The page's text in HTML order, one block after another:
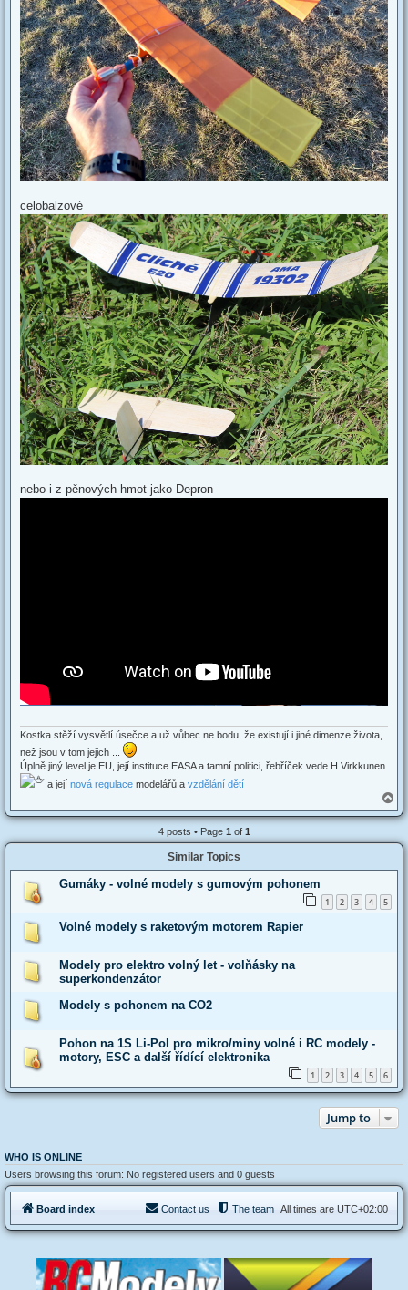
celobalzové
nebo i z pěnových hmot jako Depron
Kostka stěží vysvětlí úsečce a už vůbec ne bodu, že existují i jiné dimenze života,
než jsou v tom jejich ...
Úplně jiný level je EU, její instituce EASA a tamní politici, řebříček vede H.Virkkunen
a její nová regulace modelářů a vzdělání dětí
o
p
4 posts • Page 1 of 1
Similar Topics
Gumáky - volné modely s gumovým pohonem
1 2 3 4 5
Volné modely s raketovým motorem Rapier
Modely pro elektro volný let - volňásky na
superkondenzátor
Modely s pohonem na CO2
Pohon na 1S Li-Pol pro mikro/miny volné i RC modely -
motory, ESC a další řídící elektronika
1 2 3 4 5 6
Jump to
WHO IS ONLINE
Users browsing this forum: No registered users and 0 guests
Board index All times are UTC+02:00
The team
Contact us